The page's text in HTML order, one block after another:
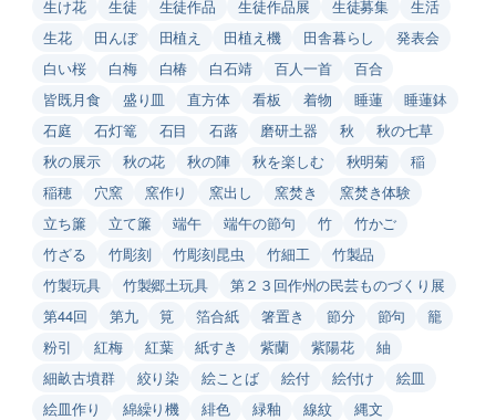
生け花 生徒 生徒作品 生徒作品展 生徒募集
生活
生花
田んぼ 田植え 田植え機 田舎暮らし
発表会
白い桜
白梅 白椿 白石靖 百人一首
百合
皆既月食
盛り皿 直方体 看板 着物 睡蓮
睡蓮鉢
石庭
石灯篭 石目 石蕗 磨研土器 秋
秋の七草
秋の展示
秋の花 秋の陣 秋を楽しむ 秋明菊
稲
稲穂
穴窯 窯作り 窯出し 窯焚き
窯焚き体験
立ち簾
立て簾 端午 端午の節句 竹
竹かご
竹ざる
竹彫刻 竹彫刻昆虫 竹細工
竹製品
竹製玩具
竹製郷土玩具
第２３回作州の民芸ものづくり展
第44回
第九 筧 箔合紙 箸置き 節分 節句
籠
粉引
紅梅 紅葉 紙すき 紫蘭 紫陽花
紬
細畝古墳群
絞り染 絵ことば 絵付 絵付け
絵皿
絵皿作り
綿繰り機 緋色 緑釉 線紋
縄文